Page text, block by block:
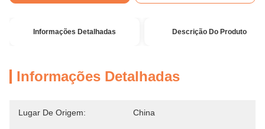
Informações Detalhadas Descrição Do Produto
Informações Detalhadas
Lugar De Origem: China